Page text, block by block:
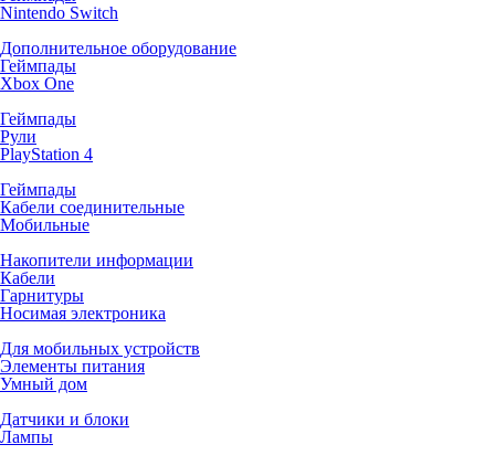
Nintendo Switch
Дополнительное оборудование
Геймпады
Xbox One
Геймпады
Рули
PlayStation 4
Геймпады
Кабели соединительные
Мобильные
Накопители информации
Кабели
Гарнитуры
Носимая электроника
Для мобильных устройств
Элементы питания
Умный дом
Датчики и блоки
Лампы